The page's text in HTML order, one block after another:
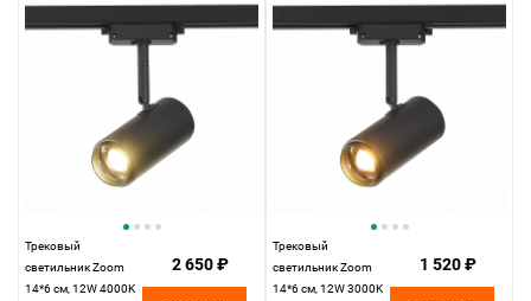
Трековый
светильник Zoom
14*6 см, 12W 4000K
2 650 ₽
Трековый
светильник Zoom
14*6 см, 12W 3000K
1 520 ₽